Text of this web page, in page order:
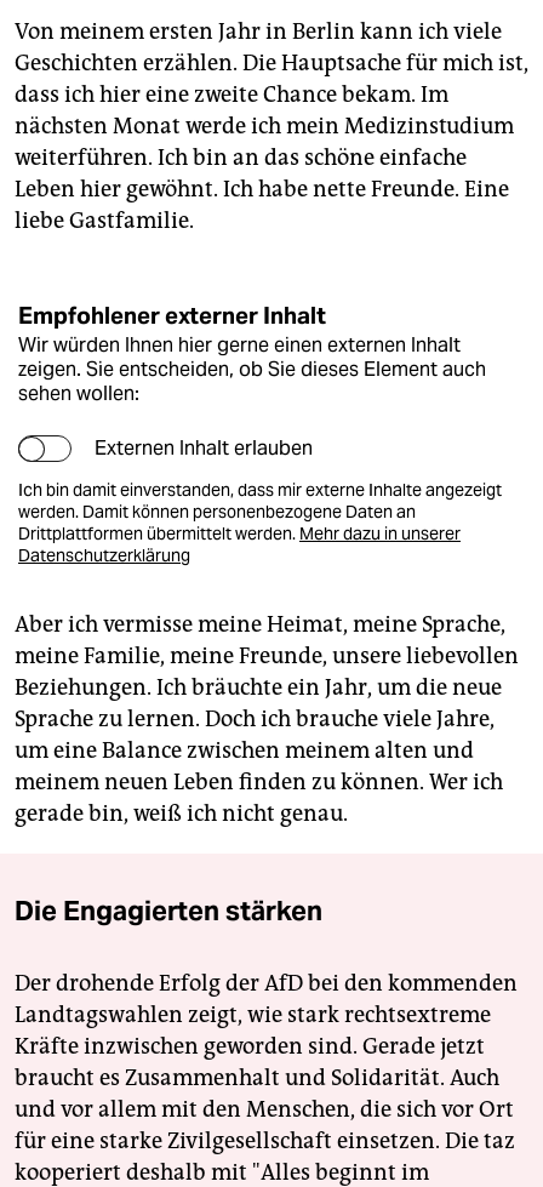
Von meinem ersten Jahr in Berlin kann ich viele
Geschichten erzählen. Die Hauptsache für mich ist,
dass ich hier eine zweite Chance bekam. Im
nächsten Monat werde ich mein Medizinstudium
weiterführen. Ich bin an das schöne einfache
Leben hier gewöhnt. Ich habe nette Freunde. Eine
liebe Gastfamilie.
Empfohlener externer Inhalt
Wir würden Ihnen hier gerne einen externen Inhalt
zeigen. Sie entscheiden, ob Sie dieses Element auch
sehen wollen:
Externen Inhalt erlauben
Ich bin damit einverstanden, dass mir externe Inhalte angezeigt
werden. Damit können personenbezogene Daten an
Drittplattformen übermittelt werden. Mehr dazu in unserer
Datenschutzerklärung
Aber ich vermisse meine Heimat, meine Sprache,
meine Familie, meine Freunde, unsere liebevollen
Beziehungen. Ich bräuchte ein Jahr, um die neue
Sprache zu lernen. Doch ich brauche viele Jahre,
um eine Balance zwischen meinem alten und
meinem neuen Leben finden zu können. Wer ich
gerade bin, weiß ich nicht genau.
Die Engagierten stärken
Der drohende Erfolg der AfD bei den kommenden
Landtagswahlen zeigt, wie stark rechtsextreme
Kräfte inzwischen geworden sind. Gerade jetzt
braucht es Zusammenhalt und Solidarität. Auch
und vor allem mit den Menschen, die sich vor Ort
für eine starke Zivilgesellschaft einsetzen. Die taz
kooperiert deshalb mit "Alles beginnt im